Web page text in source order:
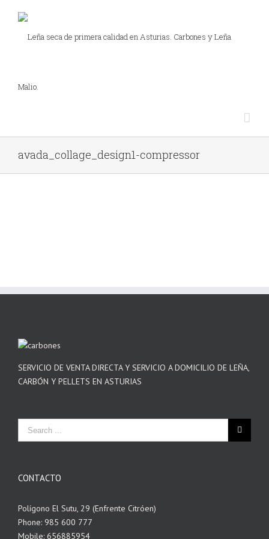
avada_collage_design1-compressor
SERVICIO DE VENTA DIRECTA Y SERVICIO A DOMICILIO DE LEÑA,
CARBÓN Y PELLETS EN ASTURIAS
CONTACTO
Polígono El Sutu, 29 (Enfrente Citróen)
Phone: 985 600 777
Mobile: 656885954